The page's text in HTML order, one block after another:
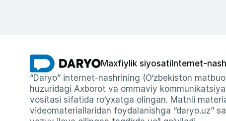
Maxfiylik siyosati Internet-
“Daryo” internet-nashrining (O‘zbekiston
huzuridagi Axborot va ommaviy
vositasi sifatida ro‘yxatga olingan. Matnli
videomateriallaridan foydalanishga “daryo.uz”